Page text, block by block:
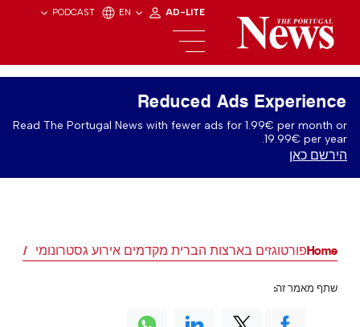
PODCAST EN AD-LITE
Reduced Ads Experience
Read The Portugal News with fewer ads for 1.99€ per month or
19.99€ per year.
הירשם כאן
Homeפורטוגזים בארצות הברית מקדמים אירוע גסטרונומי
שתף מאמר זה: